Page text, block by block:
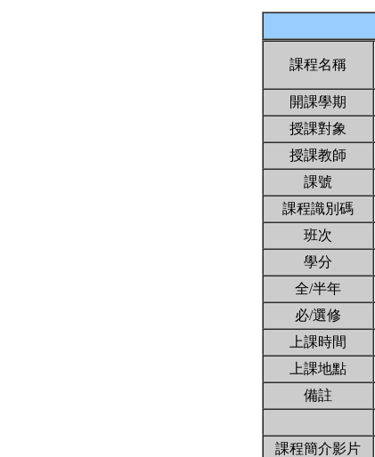
課程名稱
開課學期
授課對象
授課教師
課號
課程識別碼
班次
學分
全/半年
必/選修
上課時間
上課地點
備註
課程簡介影片